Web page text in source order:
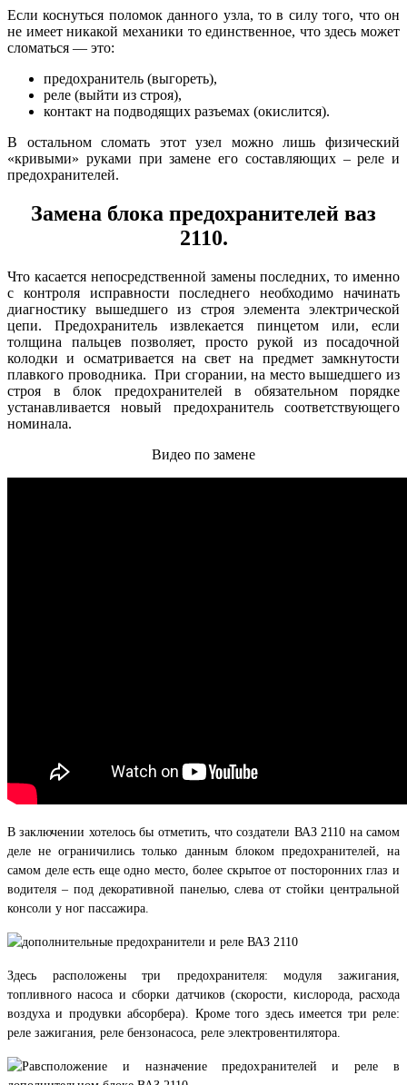
Если коснуться поломок данного узла, то в силу того, что он
не имеет никакой механики то единственное, что здесь может
сломаться — это:
предохранитель (выгореть),
реле (выйти из строя),
контакт на подводящих разъемах (окислится).
В остальном сломать этот узел можно лишь физический
«кривыми» руками при замене его составляющих – реле и
предохранителей.
Замена блока предохранителей ваз
2110.
Что касается непосредственной замены последних, то именно
с контроля исправности последнего необходимо начинать
диагностику вышедшего из строя элемента электрической
цепи. Предохранитель извлекается пинцетом или, если
толщина пальцев позволяет, просто рукой из посадочной
колодки и осматривается на свет на предмет замкнутости
плавкого проводника. При сгорании, на место вышедшего из
строя в блок предохранителей в обязательном порядке
устанавливается новый предохранитель соответствующего
номинала.
Видео по замене
В заключении хотелось бы отметить, что создатели ВАЗ 2110 на самом
деле не ограничились только данным блоком предохранителей, на
самом деле есть еще одно место, более скрытое от посторонних глаз и
водителя – под декоративной панелью, слева от стойки центральной
консоли у ног пассажира.
Здесь расположены три предохранителя: модуля зажигания,
топливного насоса и сборки датчиков (скорости, кислорода, расхода
воздуха и продувки абсорбера). Кроме того здесь имеется три реле:
реле зажигания, реле бензонасоса, реле электровентилятора.